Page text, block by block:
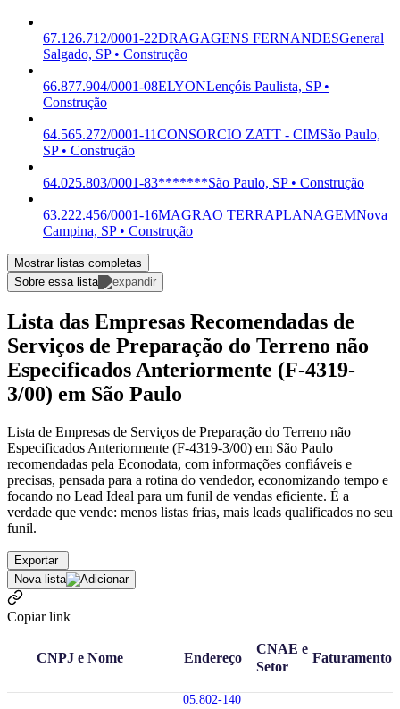
67.126.712/0001-22DRAGAGENS FERNANDESGeneral
Salgado, SP • Construção
66.877.904/0001-08ELYONLençóis Paulista, SP •
Construção
64.565.272/0001-11CONSORCIO ZATT - CIMSão Paulo,
SP • Construção
64.025.803/0001-83*******São Paulo, SP • Construção
63.222.456/0001-16MAGRAO TERRAPLANAGEMNova
Campina, SP • Construção
Mostrar listas completas
Sobre essa lista
Lista das Empresas Recomendadas de
Serviços de Preparação do Terreno não
Especificados Anteriormente (F-4319-
3/00) em São Paulo
Lista de Empresas de Serviços de Preparação do Terreno não
Especificados Anteriormente (F-4319-3/00) em São Paulo
recomendadas pela Econodata, com informações confiáveis e
precisas, pensada para a rotina do vendedor, economizando tempo e
focando no Lead Ideal para um funil de vendas eficiente. É a
verdade que vende: menos listas frias, mais leads qualificados no seu
funil.
Exportar
Nova lista
Copiar link
CNPJ e Nome Endereço
CNAE e
Setor
Faturamento
05.802-140